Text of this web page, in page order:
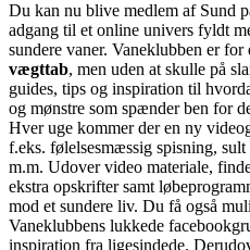
Du kan nu blive medlem af Sund
adgang til et online univers fyldt
sundere vaner. Vaneklubben er
vægttab, men uden at skulle på
guides, tips og inspiration til
og mønstre som spænder ben for
Hver uge kommer der en ny
f.eks. følelsesmæssig spisning,
m.m. Udover video materiale,
ekstra opskrifter samt
mod et sundere liv. Du få også
Vaneklubbens lukkede
inspiration fra ligesindede.